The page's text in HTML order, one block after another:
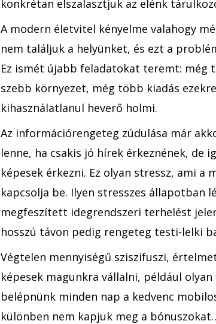
konkrétan elszalasztjuk az elénk
A modern életvitel kényelme valahogy
nem találjuk a helyünket, és ezt a
Ez ismét újabb feladatokat teremt: még
szebb környezet, még több kiadás
kihasználatlanul heverő holmi.
Az információrengeteg zúdulása már
lenne, ha csakis jó hírek érkeznének, de
képesek érkezni. Ez olyan stressz, ami a
kapcsolja be. Ilyen stresszes állapotban
megfeszített idegrendszeri terhelést
hosszú távon pedig rengeteg testi-lelki
Végtelen mennyiségű sziszifuszi,
képesek magunkra vállalni, például
belépnünk minden nap a kedvenc
különben nem kapjuk meg a